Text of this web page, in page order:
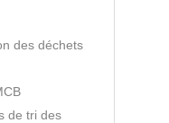
des déchets
de tri des